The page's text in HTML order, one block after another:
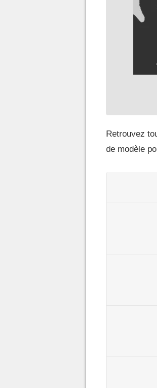
Retrouvez
de modèle